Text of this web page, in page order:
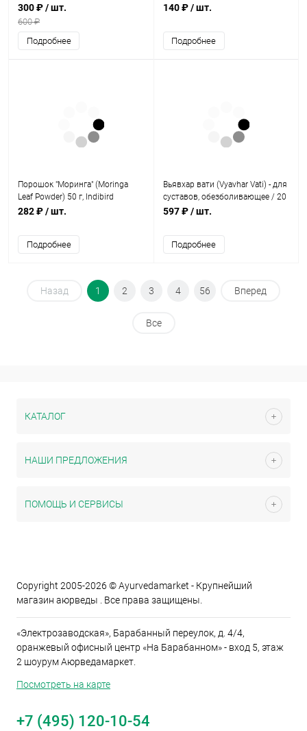
300 ₽/ шт.
600 ₽
Подробнее
г, B-tex Ointment
140 ₽/ шт.
Подробнее
Порошок "Моринга" (Moringa
Leaf Powder) 50 г, Indibird
282 ₽/ шт.
Подробнее
Вьявхар вати (Vyavhar Vati) - для
суставов, обезболивающее / 20
табл., Chawla
597 ₽/ шт.
Подробнее
Назад 1 2 3 4 56 Вперед
Все
КАТАЛОГ
НАШИ ПРЕДЛОЖЕНИЯ
ПОМОЩЬ И СЕРВИСЫ
Copyright 2005-2026 © Ayurvedamarket - Крупнейший
магазин аюрведы . Все права защищены.
«Электрозаводская», Барабанный переулок, д. 4/4,
оранжевый офисный центр «На Барабанном» - вход 5, этаж
2 шоурум Аюрведамаркет.
Посмотреть на карте
+7 (495) 120-10-54